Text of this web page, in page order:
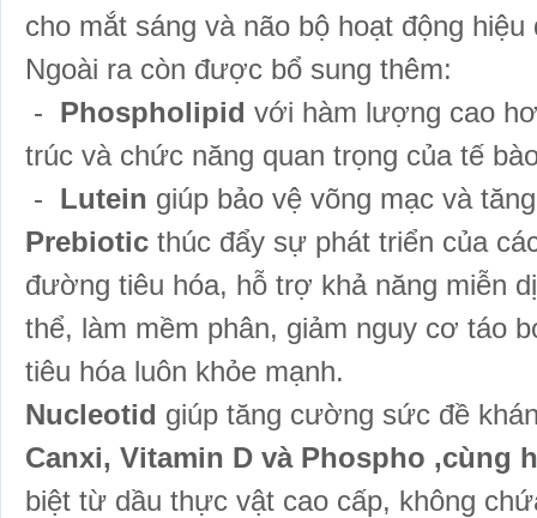
cho mắt sáng và não bộ hoạt động hiệu
Ngoài ra còn được bổ sung thêm:
- Phospholipid với hàm lượng cao
trúc và chức năng quan trọng của tế
- Lutein giúp bảo vệ võng mạc và
Prebiotic thúc đẩy sự phát triển của
đường tiêu hóa, hỗ trợ khả năng miễn
thể, làm mềm phân, giảm nguy cơ táo
tiêu hóa luôn khỏe mạnh.
Nucleotid giúp tăng cường sức đề
Canxi, Vitamin D và Phospho ,cùng
biệt từ dầu thực vật cao cấp, không